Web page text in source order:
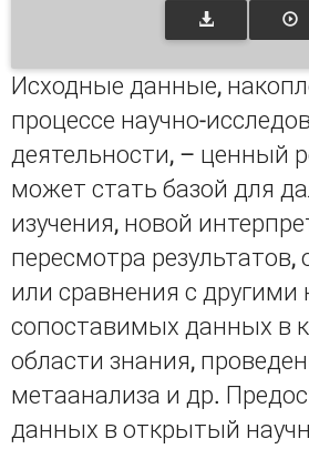
Исходные данные,
процессе научно-
деятельности, – ценный
может стать базой для
изучения, новой
пересмотра результатов,
или сравнения с другими
сопоставимых данных в
области знания,
метаанализа и др.
данных в открытый